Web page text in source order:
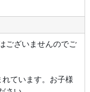
ございませんのでご
ています。お子様